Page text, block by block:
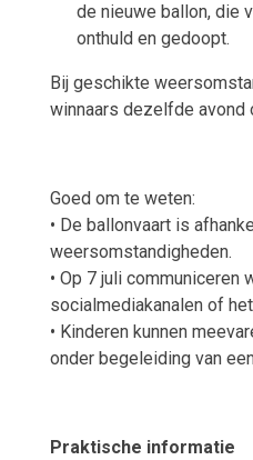
de nieuwe ballon, die
onthuld en gedoopt.
Bij geschikte
winnaars dezelfde avond
Goed om te weten:
• De ballonvaart is
weersomstandigheden.
• Op 7 juli communiceren
socialmediakanalen of
• Kinderen kunnen
onder begeleiding van
Praktische informatie